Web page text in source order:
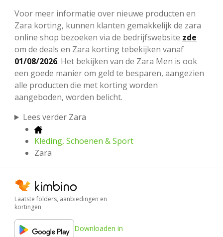
Voor meer informatie over nieuwe producten en
Zara korting, kunnen klanten gemakkelijk de zara
online shop bezoeken via de bedrijfswebsite zde
om de deals en Zara korting tebekijken vanaf
01/08/2026. Het bekijken van de Zara Men is ook
een goede manier om geld te besparen, aangezien
alle producten die met korting worden
aangeboden, worden belicht.
Lees verder Zara
Kleding, Schoenen & Sport
Zara
Laatste folders, aanbiedingen en
kortingen
Downloaden in